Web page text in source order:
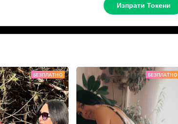
Изпрати Токени
БЕЗПЛАТНО БЕЗПЛАТНО